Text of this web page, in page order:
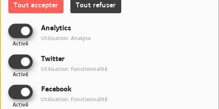
Tout accepter Tout refuser
Analytics
Activé
Utilisation: Analyse
Twitter
Activé
Utilisation: Fonctionnalité
Facebook
Activé
Utilisation: Fonctionnalité
SE CONNECTER